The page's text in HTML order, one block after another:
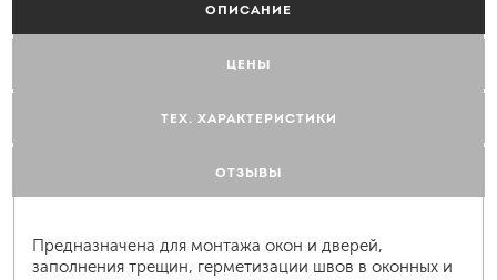
ОПИСАНИЕ
ЦЕНЫ
ТЕХ. ХАРАКТЕРИСТИКИ
ОТЗЫВЫ
Предназначена для монтажа окон и дверей,
заполнения трещин, герметизации швов в оконных и